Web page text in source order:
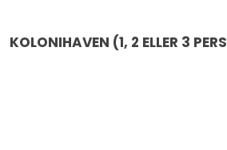
KOLONIHAVEN (1, 2 ELLER 3